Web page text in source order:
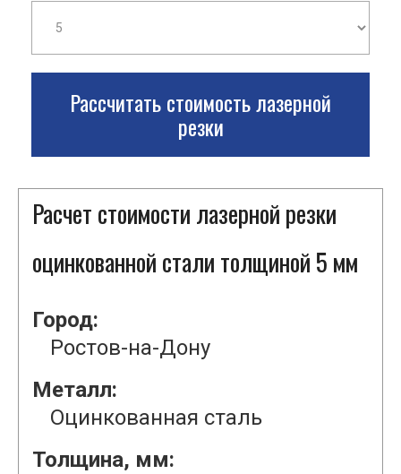
Рассчитать стоимость лазерной
резки
Расчет стоимости лазерной резки
оцинкованной стали толщиной 5 мм
Город:
Ростов-на-Дону
Металл:
Оцинкованная сталь
Толщина, мм: